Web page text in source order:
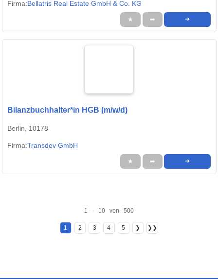
Firma:Bellatris Real Estate GmbH & Co. KG
★ ➦ ➜
Bilanzbuchhalter*in HGB (m/w/d)
Berlin, 10178
Firma:Transdev GmbH
★ ➦ ➜
1 - 10 von 500
1 2 3 4 5 ❯ ❯❯